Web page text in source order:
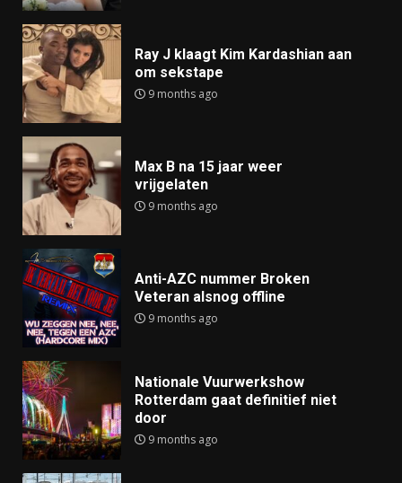
Ray J klaagt Kim Kardashian aan
om sekstape
9 months ago
Max B na 15 jaar weer
vrijgelaten
9 months ago
Anti-AZC nummer Broken
Veteran alsnog offline
9 months ago
Nationale Vuurwerkshow
Rotterdam gaat definitief niet
door
9 months ago